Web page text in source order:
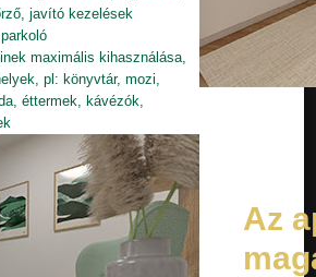
javító kezelések
maximális kihasználása,
pl: könyvtár, mozi,
éttermek, kávézók,
Az